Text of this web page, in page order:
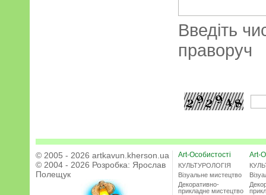
Введіть
праворуч
© 2005 - 2026 artkavun.kherson.ua
© 2004 - 2026 Розробка: Ярослав
Полещук
Art-Особистості
КУЛЬТУРОЛОГІЯ
Візуальне мистецтво
Декоративно-
прикладне мистецтво
Art-